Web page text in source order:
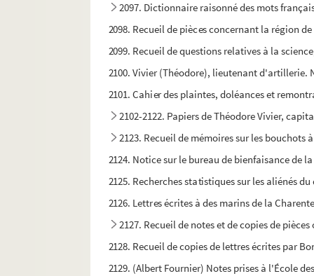
2097. Dictionnaire raisonné des mots
2098. Recueil de pièces concernant la région
2099. Recueil de questions relatives à la
2100. Vivier (Théodore), lieutenant d'artillerie.
2101. Cahier des plaintes, doléances et
2102-2122. Papiers de Théodore Vivier,
2123. Recueil de mémoires sur les bouchots
2124. Notice sur le bureau de bienfaisance de
2125. Recherches statistiques sur les aliénés
2126. Lettres écrites à des marins de la
2127. Recueil de notes et de copies de
2128. Recueil de copies de lettres écrites par
2129. (Albert Fournier) Notes prises à l'École